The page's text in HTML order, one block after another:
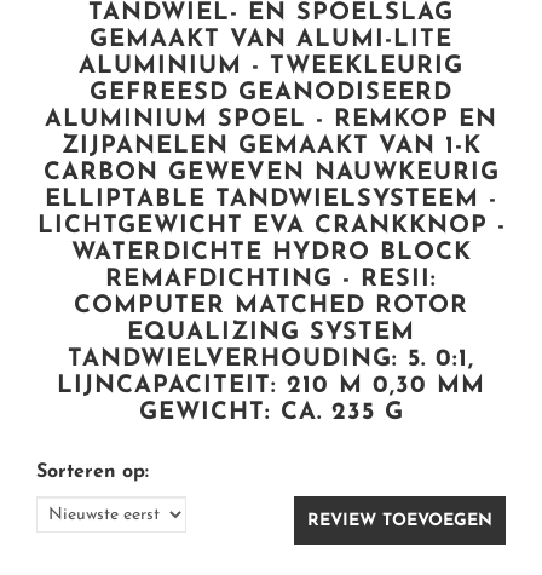
TANDWIEL- EN SPOELSLAG
GEMAAKT VAN ALUMI-LITE
ALUMINIUM - TWEEKLEURIG
GEFREESD GEANODISEERD
ALUMINIUM SPOEL - REMKOP EN
ZIJPANELEN GEMAAKT VAN 1-K
CARBON GEWEVEN NAUWKEURIG
ELLIPTABLE TANDWIELSYSTEEM -
LICHTGEWICHT EVA CRANKKNOP -
WATERDICHTE HYDRO BLOCK
REMAFDICHTING - RESII:
COMPUTER MATCHED ROTOR
EQUALIZING SYSTEM
TANDWIELVERHOUDING: 5. 0:1,
LIJNCAPACITEIT: 210 M 0,30 MM
GEWICHT: CA. 235 G
Sorteren op:
REVIEW TOEVOEGEN